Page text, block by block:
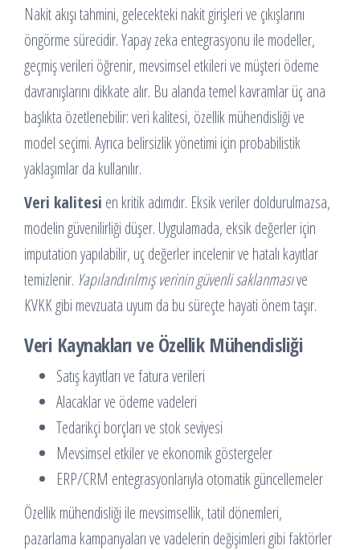
Nakit akışı tahmini, gelecekteki nakit girişleri ve çıkışlarını
öngörme sürecidir. Yapay zeka entegrasyonu ile modeller,
geçmiş verileri öğrenir, mevsimsel etkileri ve müşteri ödeme
davranışlarını dikkate alır. Bu alanda temel kavramlar üç ana
başlıkta özetlenebilir: veri kalitesi, özellik mühendisliği ve
model seçimi. Ayrıca belirsizlik yönetimi için probabilistik
yaklaşımlar da kullanılır.
Veri kalitesi en kritik adımdır. Eksik veriler doldurulmazsa,
modelin güvenilirliği düşer. Uygulamada, eksik değerler için
imputation yapılabilir, uç değerler incelenir ve hatalı kayıtlar
temizlenir. Yapılandırılmış verinin güvenli saklanmasıve
KVKK gibi mevzuata uyum da bu süreçte hayati önem taşır.
Veri Kaynakları ve Özellik Mühendisliği
Satış kayıtları ve fatura verileri
Alacaklar ve ödeme vadeleri
Tedarikçi borçları ve stok seviyesi
Mevsimsel etkiler ve ekonomik göstergeler
ERP/CRM entegrasyonlarıyla otomatik güncellemeler
Özellik mühendisliği ile mevsimsellik, tatil dönemleri,
pazarlama kampanyaları ve vadelerin değişimleri gibi faktörler